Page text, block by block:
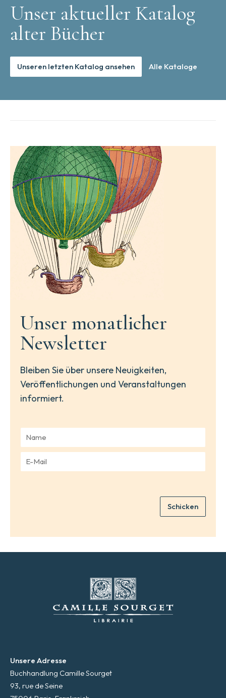
Unser aktueller Katalog
alter Bücher
Unseren letzten Katalog ansehen Alle Kataloge
Unser monatlicher
Newsletter
Bleiben Sie über unsere Neuigkeiten,
Veröffentlichungen und Veranstaltungen
informiert.
m
*
Schicken
Unsere Adresse
Buchhandlung Camille Sourget
93, rue de Seine